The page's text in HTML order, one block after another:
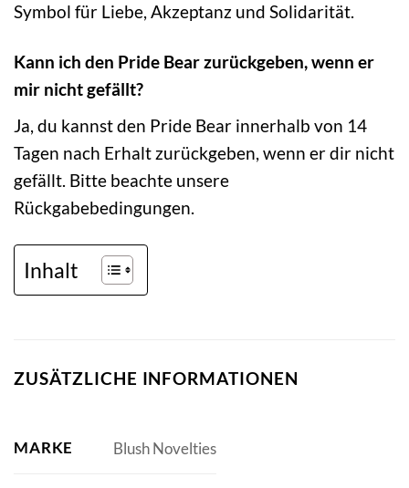
Symbol für Liebe, Akzeptanz und Solidarität.
Kann ich den Pride Bear zurückgeben, wenn er
mir nicht gefällt?
Ja, du kannst den Pride Bear innerhalb von 14
Tagen nach Erhalt zurückgeben, wenn er dir nicht
gefällt. Bitte beachte unsere
Rückgabebedingungen.
Inhalt
ZUSÄTZLICHE INFORMATIONEN
MARKE Blush Novelties